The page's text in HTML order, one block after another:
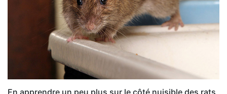
En apprendre un peu plus sur le côté nuisible des rats